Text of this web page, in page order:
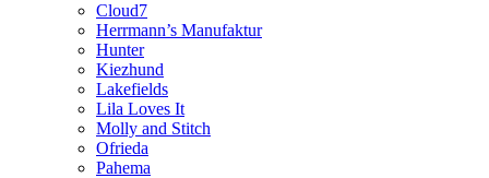
Cloud7
Herrmann’s Manufaktur
Hunter
Kiezhund
Lakefields
Lila Loves It
Molly and Stitch
Ofrieda
Pahema